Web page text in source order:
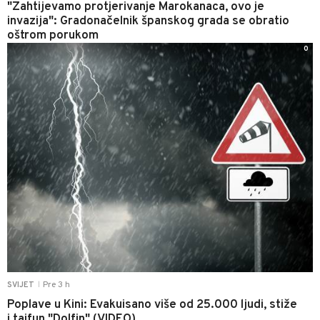
"Zahtijevamo protjerivanje Marokanaca, ovo je
invazija": Gradonačelnik španskog grada se obratio
oštrom porukom
SVIJET Pre 3 h
Poplave u Kini: Evakuisano više od 25.000 ljudi, stiže
0